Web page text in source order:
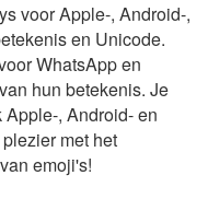
voor Apple-, Android-,
en Unicode.
WhatsApp en
hun betekenis. Je
, Android- en
met het
emoji's!